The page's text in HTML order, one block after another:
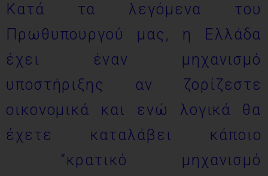
Κατά τα λεγόμενα του
Πρωθυπουργού μας, η Ελλάδα
έχει έναν μηχανισμό
υποστήριξης αν ζορίζεστε
οικονομικά και ενώ λογικά θα
έχετε καταλάβει κάποιο
“κρατικό μηχανισμό